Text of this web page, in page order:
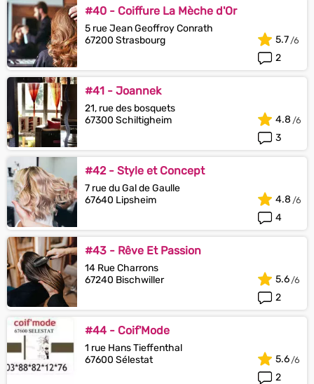
#40 - Coiffure La Mèche d'Or
5 rue Jean Geoffroy Conrath
67200 Strasbourg
2
5.7
#41 - Joannek
21, rue des bosquets
67300 Schiltigheim
3
4.8
#42 - Style et Concept
7 rue du Gal de Gaulle
67640 Lipsheim
4
4.8
#43 - Rêve Et Passion
14 Rue Charrons
67240 Bischwiller
2
5.6
#44 - Coif'Mode
1 rue Hans Tieffenthal
67600 Sélestat
2
5.6